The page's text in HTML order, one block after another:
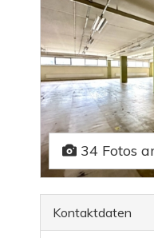
34 Fotos
Kontaktdaten